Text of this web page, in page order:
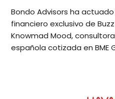
Bondo Advisors ha
financiero exclusivo de
Knowmad Mood,
española cotizada en BME